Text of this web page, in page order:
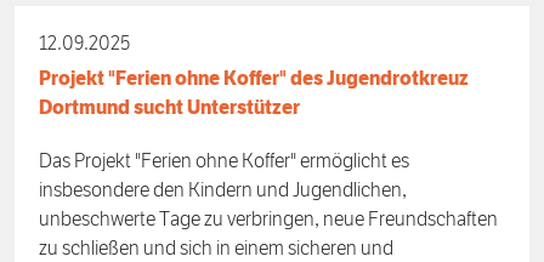
12.09.2025
Projekt "Ferien ohne Koffer" des Jugendrotkreuz
Dortmund sucht Unterstützer
Das Projekt "Ferien ohne Koffer" ermöglicht es
insbesondere den Kindern und Jugendlichen,
unbeschwerte Tage zu verbringen, neue Freundschaften
zu schließen und sich in einem sicheren und